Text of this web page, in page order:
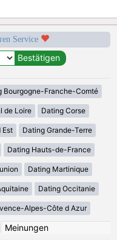
Service
Bourgogne-Franche-Comté
de Loire Dating Corse
Est Dating Grande-Terre
Dating Hauts-de-France
Dating Martinique
Dating Occitanie
Alpes-Côte d Azur
Meinungen